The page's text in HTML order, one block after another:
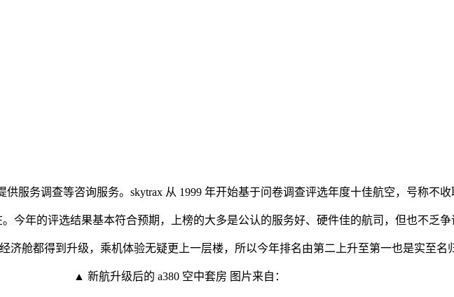
服务调查等咨询服务。skytrax 从 1999 年开始基于问卷调查评选年度十佳航空，号称不收
今年的评选结果基本符合预期，上榜的大多是公认的服务好、硬件佳的航司，但也不乏争
济舱都得到升级，乘机体验无疑更上一层楼，所以今年排名由第二上升至第一也是实至名
▲ 新航升级后的 a380 空中套房 图片来自：